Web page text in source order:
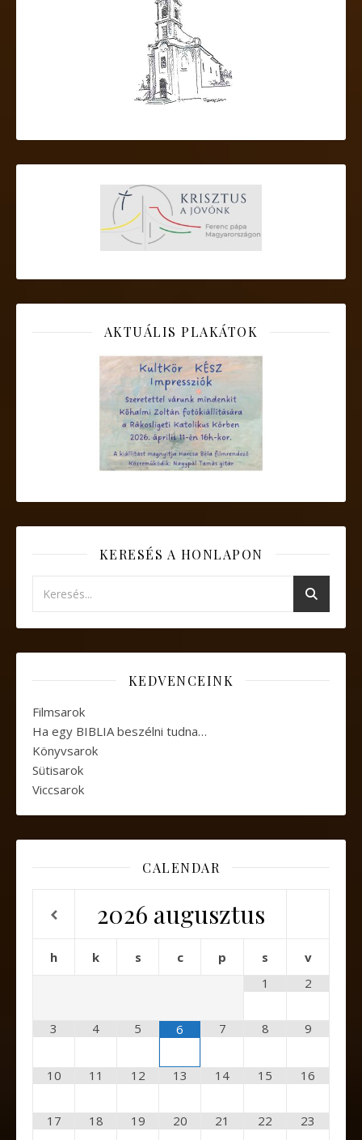
AKTUÁLIS PLAKÁTOK
KERESÉS A HONLAPON
KEDVENCEINK
Filmsarok
Ha egy BIBLIA beszélni tudna…
Könyvsarok
Sütisarok
Viccsarok
CALENDAR
2026 augusztus
h k s c p s
v
1
2
3 4 5 6 7 8 9
10 11 12 13 14 15 16
17 18 19 20 21 22 23